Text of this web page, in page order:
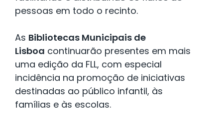
pessoas em todo o recinto.
As Bibliotecas Municipais de
Lisboa continuarão presentes em mais
uma edição da FLL, com especial
incidência na promoção de iniciativas
destinadas ao público infantil, às
famílias e às escolas.